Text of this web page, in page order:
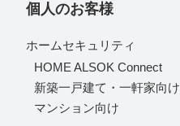
個人のお客様
ホームセキュリティ
HOME ALSOK Connect
新築一戸建て・一軒家向け
マンション向け